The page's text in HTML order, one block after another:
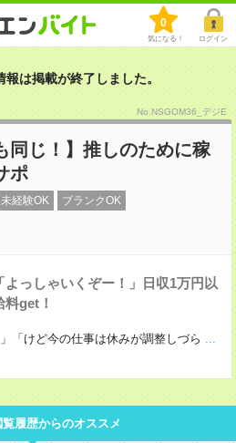
0
気になる！ ログイン
は掲載が終了しました。
No.NSGOM36_デジE
同じ！】推しのために稼
ポ
経験OK ブランクOK
よっしゃいくぞー！」日収1万円以
get！
「けど今の仕事は休みが調整しづら ...
履歴からのオススメ